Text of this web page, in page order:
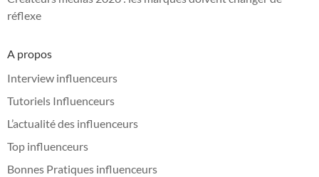
réflexe
A propos
Interview influenceurs
Tutoriels Influenceurs
L’actualité des influenceurs
Top influenceurs
Bonnes Pratiques influenceurs